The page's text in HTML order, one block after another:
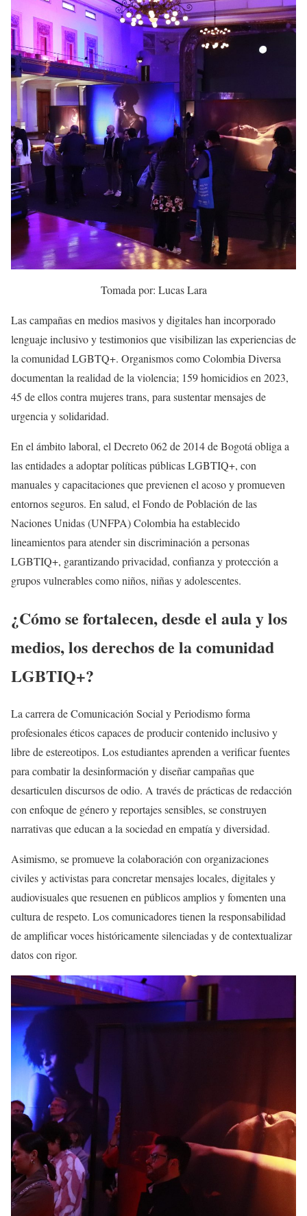
Tomada por: Lucas Lara
Las campañas en medios masivos y digitales han incorporado
lenguaje inclusivo y testimonios que visibilizan las experiencias de
la comunidad LGBTQ+. Organismos como Colombia Diversa
documentan la realidad de la violencia; 159 homicidios en 2023,
45 de ellos contra mujeres trans, para sustentar mensajes de
urgencia y solidaridad.
En el ámbito laboral, el Decreto 062 de 2014 de Bogotá obliga a
las entidades a adoptar políticas públicas LGBTIQ+, con
manuales y capacitaciones que previenen el acoso y promueven
entornos seguros. En salud, el Fondo de Población de las
Naciones Unidas (UNFPA) Colombia ha establecido
lineamientos para atender sin discriminación a personas
LGBTIQ+, garantizando privacidad, confianza y protección a
grupos vulnerables como niños, niñas y adolescentes.
¿Cómo se fortalecen, desde el aula y los
medios, los derechos de la comunidad
LGBTIQ+?
La carrera de Comunicación Social y Periodismo forma
profesionales éticos capaces de producir contenido inclusivo y
libre de estereotipos. Los estudiantes aprenden a verificar fuentes
para combatir la desinformación y diseñar campañas que
desarticulen discursos de odio. A través de prácticas de redacción
con enfoque de género y reportajes sensibles, se construyen
narrativas que educan a la sociedad en empatía y diversidad.
Asimismo, se promueve la colaboración con organizaciones
civiles y activistas para concretar mensajes locales, digitales y
audiovisuales que resuenen en públicos amplios y fomenten una
cultura de respeto. Los comunicadores tienen la responsabilidad
de amplificar voces históricamente silenciadas y de contextualizar
datos con rigor.